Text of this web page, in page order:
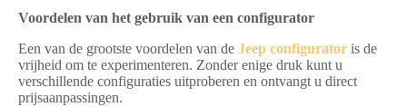
Voordelen van het gebruik van een configurator
Een van de grootste voordelen van de Jeep configurator is de
vrijheid om te experimenteren. Zonder enige druk kunt u
verschillende configuraties uitproberen en ontvangt u direct
prijsaanpassingen.